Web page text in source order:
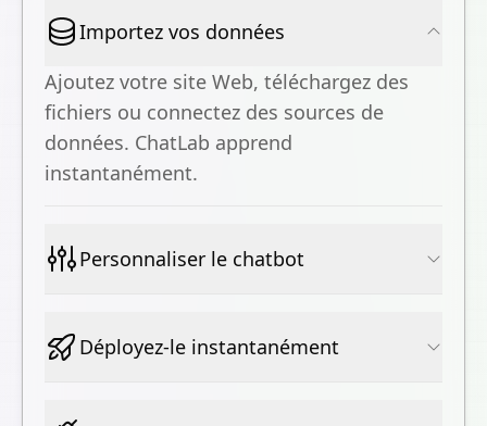
Importez vos données
Ajoutez votre site Web, téléchargez des
fichiers ou connectez des sources de
données. ChatLab apprend
instantanément.
Personnaliser le chatbot
Déployez-le instantanément